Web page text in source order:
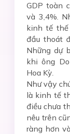
GDP toàn
và 3,4%.
kinh tế
đầu thoát
Những dự
khi ông
Hoa Kỳ.
Như vậy
là kinh tế
điều chưa
nêu trên
ràng hơn